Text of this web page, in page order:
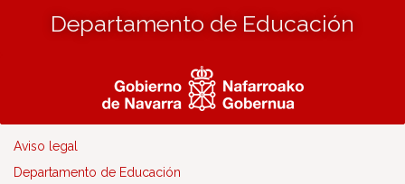
Departamento de Educación
Aviso legal
Departamento de Educación